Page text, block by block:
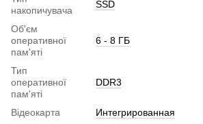
накопичувача
SSD
Об'єм
оперативної
пам'яті
6 - 8 ГБ
Тип
оперативної
пам'яті
DDR3
Відеокарта
Интегрированная